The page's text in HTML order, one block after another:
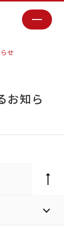
せ
お知ら